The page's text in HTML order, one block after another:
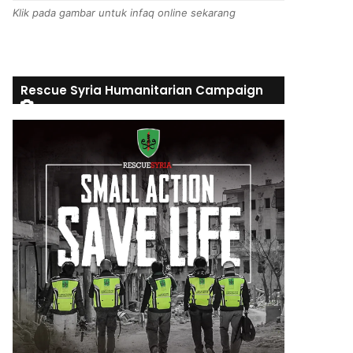
Klik pada gambar untuk infaq online sekarang
Rescue Syria Humanitarian Campaign